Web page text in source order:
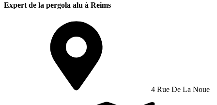
Expert de la pergola alu à Reims
4 Rue De La Noue